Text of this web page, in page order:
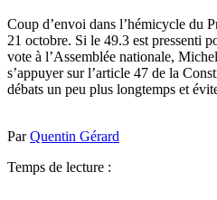
Coup d’envoi dans l’hémicycle du
21 octobre. Si le 49.3 est pressenti
vote à l’Assemblée nationale,
s’appuyer sur l’article 47 de la
débats un peu plus longtemps et
ParQuentin Gérard
Temps de lecture :